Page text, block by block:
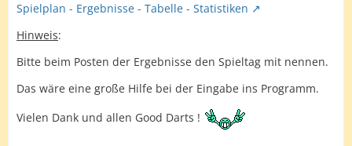
Spielplan - Ergebnisse - Tabelle - Statistiken
Hinweis:
Bitte beim Posten der Ergebnisse den Spieltag mit nennen.
Das wäre eine große Hilfe bei der Eingabe ins Programm.
Vielen Dank und allen Good Darts !